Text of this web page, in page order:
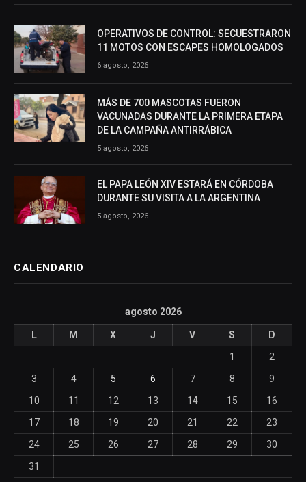
OPERATIVOS DE CONTROL: SECUESTRARON
11 MOTOS CON ESCAPES HOMOLOGADOS
6 agosto, 2026
MÁS DE 700 MASCOTAS FUERON
VACUNADAS DURANTE LA PRIMERA ETAPA
DE LA CAMPAÑA ANTIRRÁBICA
5 agosto, 2026
EL PAPA LEÓN XIV ESTARÁ EN CÓRDOBA
DURANTE SU VISITA A LA ARGENTINA
5 agosto, 2026
CALENDARIO
agosto 2026
L M X J V S
D
1
2
3
4 5 6 7 8
9
10
11 12 13 14 15
16
17
18 19 20 21 22
23
24
25 26 27 28 29
30
31